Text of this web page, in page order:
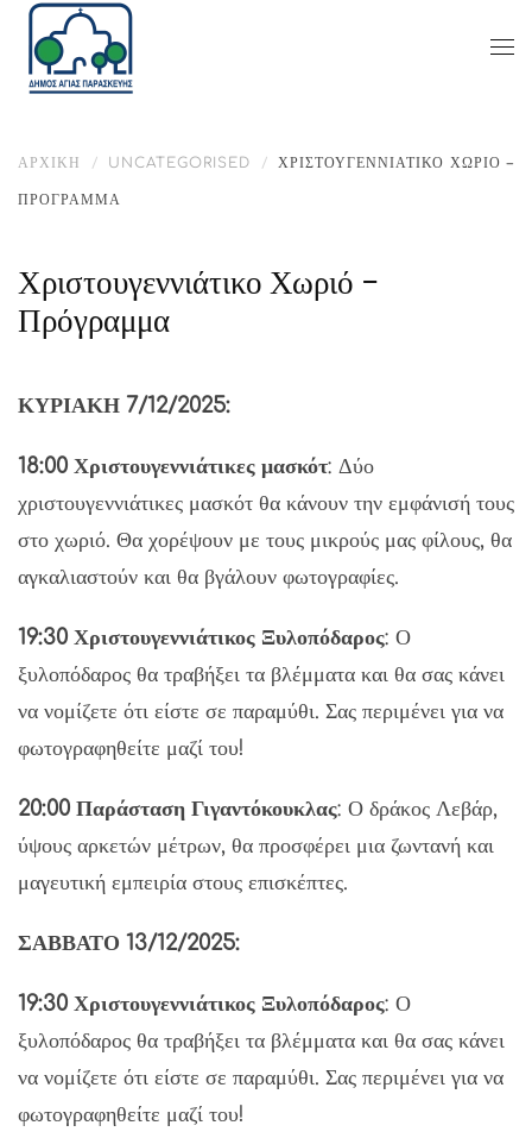
ΑΡΧΙΚΉ UNCATEGORISED ΧΡΙΣΤΟΥΓΕΝΝΙΆΤΙΚΟ ΧΩΡΙΌ –
ΠΡΌΓΡΑΜΜΑ
Χριστουγεννιάτικο Χωριό –
Πρόγραμμα
ΚΥΡΙΑΚΗ 7/12/2025:
18:00 Χριστουγεννιάτικες μασκότ: Δύο
χριστουγεννιάτικες μασκότ θα κάνουν την εμφάνισή τους
στο χωριό. Θα χορέψουν με τους μικρούς μας φίλους, θα
αγκαλιαστούν και θα βγάλουν φωτογραφίες.
19:30 Χριστουγεννιάτικος Ξυλοπόδαρος: Ο
ξυλοπόδαρος θα τραβήξει τα βλέμματα και θα σας κάνει
να νομίζετε ότι είστε σε παραμύθι. Σας περιμένει για να
φωτογραφηθείτε μαζί του!
20:00 Παράσταση Γιγαντόκουκλας: Ο δράκος Λεβάρ,
ύψους αρκετών μέτρων, θα προσφέρει μια ζωντανή και
μαγευτική εμπειρία στους επισκέπτες.
ΣΑΒΒΑΤΟ 13/12/2025:
19:30 Χριστουγεννιάτικος Ξυλοπόδαρος: Ο
ξυλοπόδαρος θα τραβήξει τα βλέμματα και θα σας κάνει
να νομίζετε ότι είστε σε παραμύθι. Σας περιμένει για να
φωτογραφηθείτε μαζί του!